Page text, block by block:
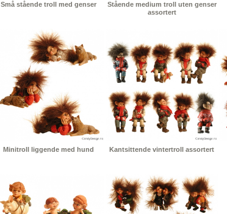
Små stående troll med genser
Stående medium troll uten genser
assortert
Minitroll liggende med hund Kantsittende vintertroll assortert